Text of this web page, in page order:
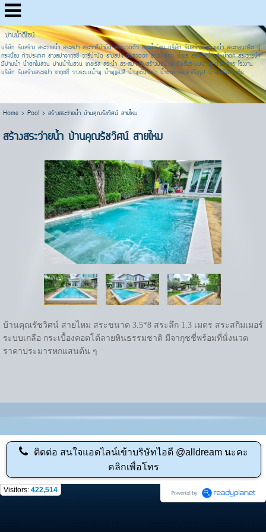
ม่านน้ำดีไซน์
บริษัท รับสร้าง สระว่ายน้ำ สระสปา สระวารีบำบัด สระนวดตัว สระน้ำร้อน บริษัท รับสร้างสระว่ายน้ำ สระคอนกรีต ปู
กระเบื้อง ทั่วประเทศ อ่างสปาจากุซชี่ วารีบำบัด อ่างสปา outdoor อ่างน้ำร้อน น้ำแร่ สระว่ายน้ำ มี น้ำตก สระว่ายน้ำ
มีม่านน้ำ น้ำตกในสวน ม่านน้ำในสวน เทอเรส สระน้ำ สระสปา รับสร้างบ่อน้ำพุ ติดตั้งระบบน้ำพุหน้าอาคาร โรงงาน
บริษัท รับสร้างสระสปา จากุซชี่ วางระบบน้ำพุ น้ำพุแสงสี น้ำพุเต้นระบำ น้ำตกจำลองสำเร็จรูป น้ำพุเสริมฮวงจุ้ย
Home> Pool> สร้างสระว่ายน้ำ บ้านคุณรัชวิศน์ สายไหม
สร้างสระว่ายน้ำ บ้านคุณรัชวิศน์ สายไหม
บ้านคุณรัชวิศน์ สายไหม สระขนาด 3.5*8 สระลึก 1.3 เมตร สระสกิมเมอร์
ระบบเกลือ กระเบื้องคอตโต้ลายหินธรรมชาติ มีจากุชชี่พร้อมที่นั่งนวด
ราคาประมารหกแสนต้น ๆ
ติดต่อ สนใจแอดไลน์เข้าบริษัทไอดี @alldream นะคะ
คลิกเพื่อโทร
Visitors: 422,514